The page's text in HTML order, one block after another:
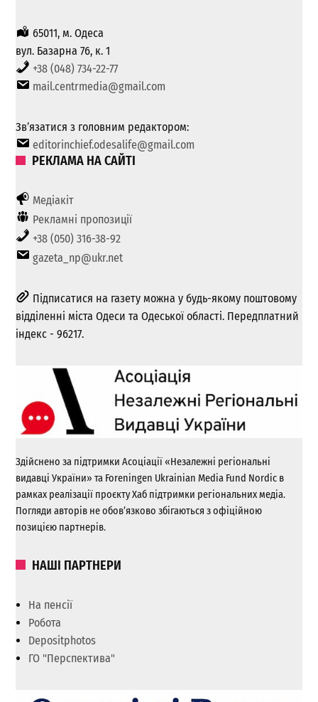
65011, м. Одеса
вул. Базарна 76, к. 1
+38 (048) 734-22-77
mail.centrmedia@gmail.com
Зв’язатися з головним редактором:
editorinchief.odesalife@gmail.com
РЕКЛАМА НА САЙТІ
Медіакіт
Рекламні пропозиції
+38 (050) 316-38-92
gazeta_np@ukr.net
Підписатися на газету можна у будь-якому поштовому
відділенні міста Одеси та Одеської області. Передплатний
індекс - 96217.
Здійснено за підтримки Асоціації «Незалежні регіональні
видавці України» та Foreningen Ukrainian Media Fund Nordic в
рамках реалізації проєкту Хаб підтримки регіональних медіа.
Погляди авторів не обов’язково збігаються з офіційною
позицією партнерів.
НАШІ ПАРТНЕРИ
На пенсії
Робота
Depositphotos
ГО "Перспектива"